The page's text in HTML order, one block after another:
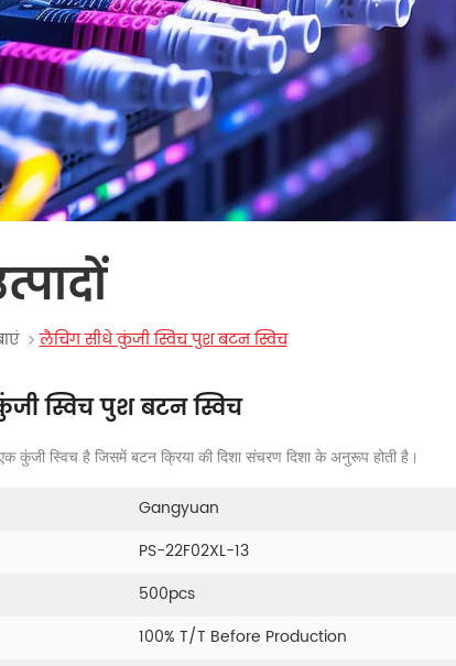
लैचिंग सीधे कुंजी स्विच पुश बटन स्विच
स्विच पुश बटन स्विच
कुंजी स्विच है जिसमें बटन क्रिया की दिशा संचरण दिशा के अनुरूप होती है।
Gangyuan
PS-22F02XL-13
500pcs
100% T/T Before Production